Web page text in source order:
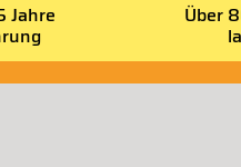
Jahre Über